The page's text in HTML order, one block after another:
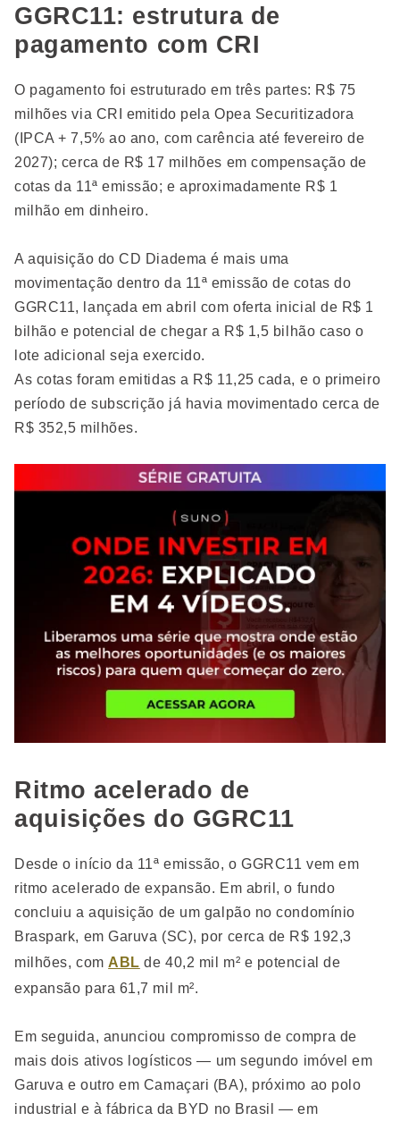
GGRC11: estrutura de
pagamento com CRI
O pagamento foi estruturado em três partes: R$ 75
milhões via CRI emitido pela Opea Securitizadora
(IPCA + 7,5% ao ano, com carência até fevereiro de
2027); cerca de R$ 17 milhões em compensação de
cotas da 11ª emissão; e aproximadamente R$ 1
milhão em dinheiro.
A aquisição do CD Diadema é mais uma
movimentação dentro da 11ª emissão de cotas do
GGRC11, lançada em abril com oferta inicial de R$ 1
bilhão e potencial de chegar a R$ 1,5 bilhão caso o
lote adicional seja exercido.
As cotas foram emitidas a R$ 11,25 cada, e o primeiro
período de subscrição já havia movimentado cerca de
R$ 352,5 milhões.
Ritmo acelerado de
aquisições do GGRC11
Desde o início da 11ª emissão, o GGRC11 vem em
ritmo acelerado de expansão. Em abril, o fundo
concluiu a aquisição de um galpão no condomínio
Braspark, em Garuva (SC), por cerca de R$ 192,3
milhões, comABL de 40,2 mil m² e potencial de
expansão para 61,7 mil m².
Em seguida, anunciou compromisso de compra de
mais dois ativos logísticos — um segundo imóvel em
Garuva e outro em Camaçari (BA), próximo ao polo
industrial e à fábrica da BYD no Brasil — em